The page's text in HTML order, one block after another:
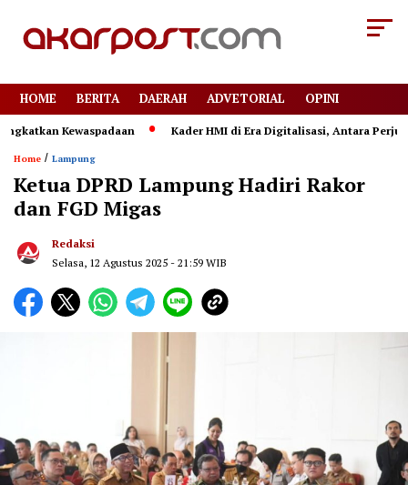
HOME BERITA DAERAH ADVETORIAL OPINI
Kewaspadaan Kader HMI di Era Digitalisasi, Antara
Home / Lampung
Ketua DPRD Lampung Hadiri Rakor
dan FGD Migas
Redaksi
Selasa, 12 Agustus 2025 - 21:59 WIB